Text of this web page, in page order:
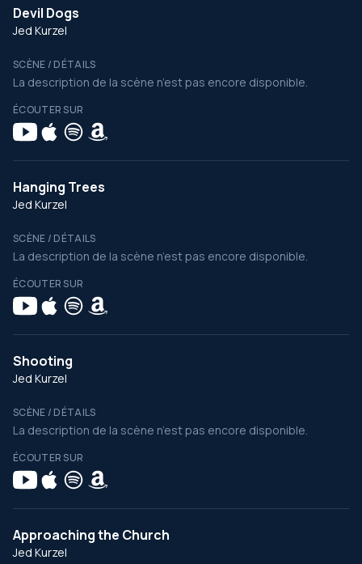
Devil Dogs
Jed Kurzel
SCÈNE / DÉTAILS
La description de la scène n’est pas encore disponible.
ÉCOUTER SUR
Hanging Trees
Jed Kurzel
SCÈNE / DÉTAILS
La description de la scène n’est pas encore disponible.
ÉCOUTER SUR
Shooting
Jed Kurzel
SCÈNE / DÉTAILS
La description de la scène n’est pas encore disponible.
ÉCOUTER SUR
Approaching the Church
Jed Kurzel